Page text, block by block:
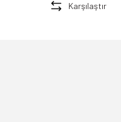
Karşılaştır